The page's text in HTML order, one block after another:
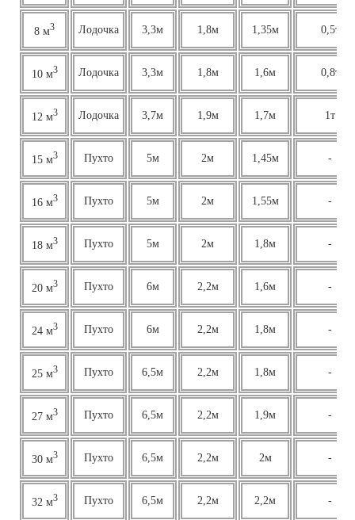
8 м3 Лодочка 3,3м 1,8м 1,35м 0,5т
10 м3 Лодочка 3,3м 1,8м 1,6м 0,8т
12 м3 Лодочка 3,7м 1,9м 1,7м 1т
15 м3 Пухто 5м 2м 1,45м -
16 м3 Пухто 5м 2м 1,55м -
18 м3 Пухто 5м 2м 1,8м -
20 м3 Пухто 6м 2,2м 1,6м -
24 м3 Пухто 6м 2,2м 1,8м -
25 м3 Пухто 6,5м 2,2м 1,8м -
27 м3 Пухто 6,5м 2,2м 1,9м -
30 м3 Пухто 6,5м 2,2м 2м -
32 м3 Пухто 6,5м 2,2м 2,2м -